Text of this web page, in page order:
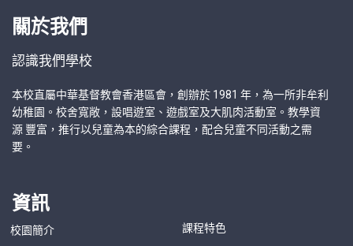
關於我們
認識我們學校
本校直屬中華基督教會香港區會，創辦於 1981 年，為一所非牟利
幼稚園。校舍寬敞，設唱遊室、遊戲室及大肌肉活動室。教學資
源 豐富，推行以兒童為本的綜合課程，配合兒童不同活動之需
要。
資訊
校園簡介
課程特色